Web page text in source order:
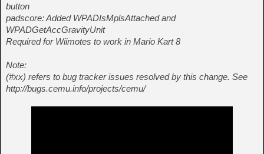
button
padscore: Added WPADIsMplsAttached and
WPADGetAccGravityUnit
Required for Wiimotes to work in Mario Kart 8
Note:
(#xx) refers to bug tracker issues resolved by this change. See
http://bugs.cemu.info/projects/cemu/